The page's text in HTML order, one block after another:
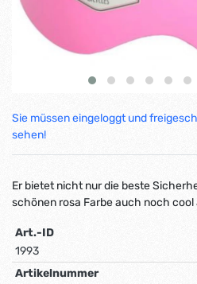
Sie müssen eingeloggt und
sehen!
Er bietet nicht nur die beste
schönen rosa Farbe auch noch cool
Art.-ID
1993
Artikelnummer